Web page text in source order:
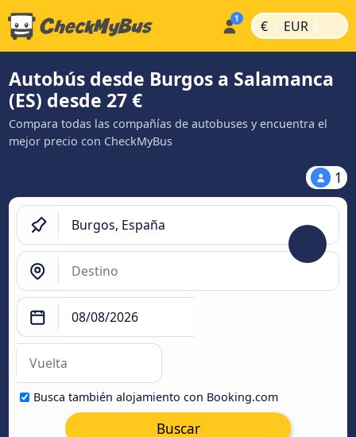
€ | EUR |
Autobús desde Burgos a Salamanca
(ES) desde 27 €
Compara todas las compañías de autobuses y encuentra el
mejor precio con CheckMyBus
1
Busca también alojamiento con Booking.com
Buscar